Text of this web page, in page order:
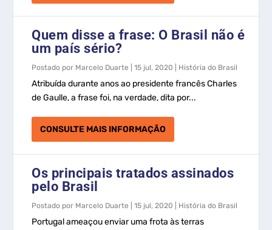
Quem disse a frase: O Brasil não é
um país sério?
Postado por Marcelo Duarte |15 jul, 2020 História do Brasil
Atribuída durante anos ao presidente francês Charles
de Gaulle, a frase foi, na verdade, dita por...
CONSULTE MAIS INFORMAÇÃO
Os principais tratados assinados
pelo Brasil
Postado por Marcelo Duarte |15 jul, 2020 História do Brasil
Portugal ameaçou enviar uma frota às terras